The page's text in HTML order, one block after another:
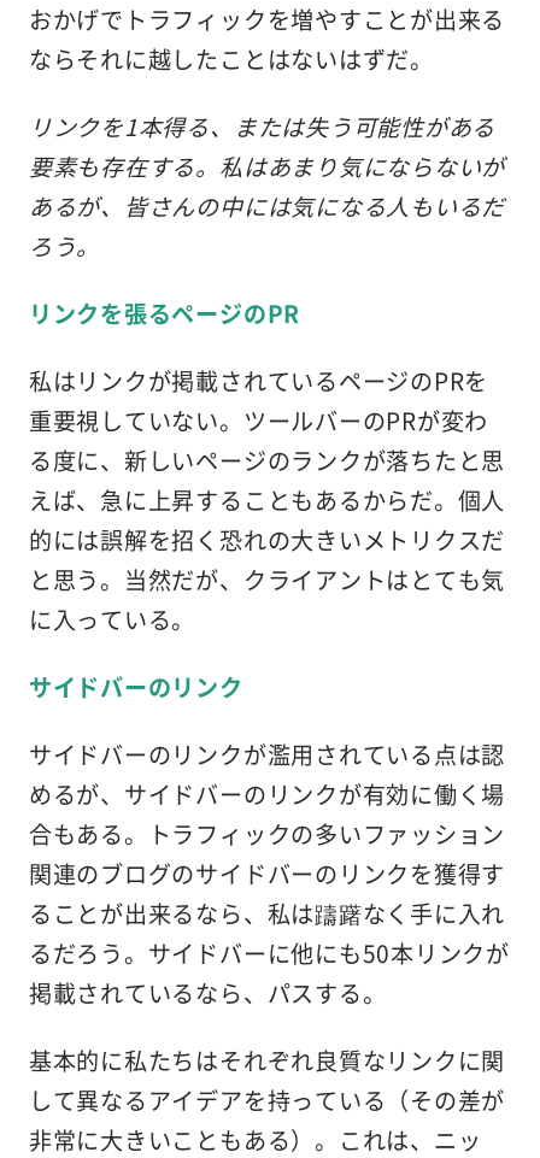
おかげでトラフィックを増やすことが出来る
ならそれに越したことはないはずだ。
リンクを1本得る、または失う可能性がある
要素も存在する。私はあまり気にならないが
あるが、皆さんの中には気になる人もいるだ
ろう。
リンクを張るページのPR
私はリンクが掲載されているページのPRを
重要視していない。ツールバーのPRが変わ
る度に、新しいページのランクが落ちたと思
えば、急に上昇することもあるからだ。個人
的には誤解を招く恐れの大きいメトリクスだ
と思う。当然だが、クライアントはとても気
に入っている。
サイドバーのリンク
サイドバーのリンクが濫用されている点は認
めるが、サイドバーのリンクが有効に働く場
合もある。トラフィックの多いファッション
関連のブログのサイドバーのリンクを獲得す
ることが出来るなら、私は躊躇なく手に入れ
るだろう。サイドバーに他にも50本リンクが
掲載されているなら、パスする。
基本的に私たちはそれぞれ良質なリンクに関
して異なるアイデアを持っている（その差が
非常に大きいこともある）。これは、ニッ